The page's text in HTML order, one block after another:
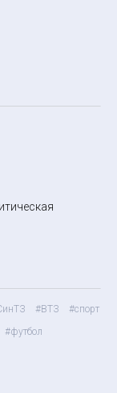
#ВТЗ
#спорт
#футбол